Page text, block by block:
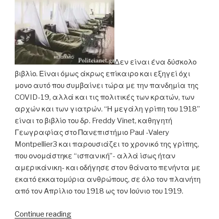
Δεν είναι ένα δύσκολο
βιβλίο. Είναι όμως άκρως επίκαιρο και εξηγεί όχι
μονο αυτό που συμβαίνει τώρα με την πανδημία της
COVID-19, αλλά και τις πολιτικές των κρατών, των
αρχών και των γιατρών. “Η μεγάλη γρίπη του 1918”
είναι το βιβλίο του δρ. Freddy Vinet, καθηγητή
Γεωγραφίας στο Πανεπιστήμιο Paul -Valery
Montpellier3 και παρουσιάζει το χρονικό της γρίπης,
που ονομάστηκε “ισπανική”- αλλά ίσως ήταν
αμερικάνικη- και οδήγησε στον θάνατο πενήντα με
εκατό εκκατομύρια ανθρώπους, σε όλο τον πλανήτη
από τον Απρίλιο του 1918 ως τον Ιούνιο του 1919.
Continue reading““Η